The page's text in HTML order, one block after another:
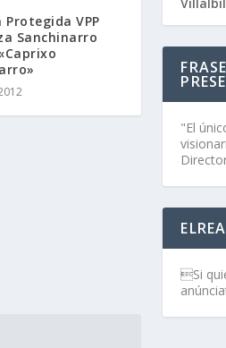
Protegida VPP
Sanchinarro
"El
Si